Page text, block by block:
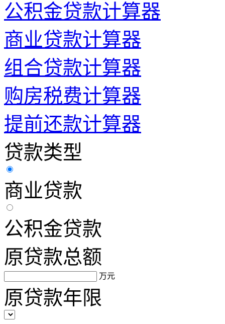
公积金贷款计算器
商业贷款计算器
组合贷款计算器
购房税费计算器
提前还款计算器
贷款类型
商业贷款
公积金贷款
原贷款总额
万元
原贷款年限